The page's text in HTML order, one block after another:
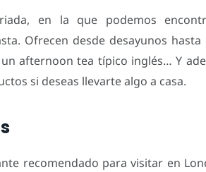
en la que podemos
Ofrecen desde desayunos
afternoon tea típico inglés… Y
si deseas llevarte algo a casa.
recomendado para visitar en